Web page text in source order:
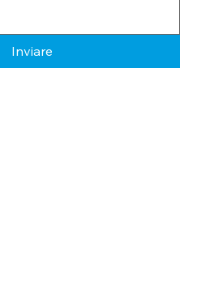
Inviare